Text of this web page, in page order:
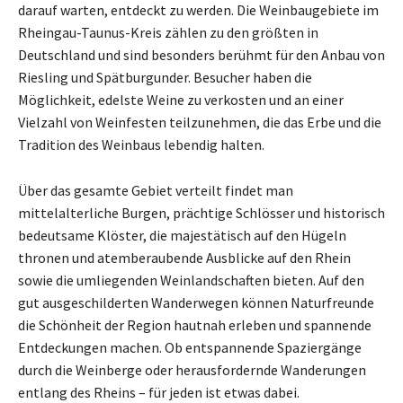
darauf warten, entdeckt zu werden. Die Weinbaugebiete im
Rheingau-Taunus-Kreis zählen zu den größten in
Deutschland und sind besonders berühmt für den Anbau von
Riesling und Spätburgunder. Besucher haben die
Möglichkeit, edelste Weine zu verkosten und an einer
Vielzahl von Weinfesten teilzunehmen, die das Erbe und die
Tradition des Weinbaus lebendig halten.
Über das gesamte Gebiet verteilt findet man
mittelalterliche Burgen, prächtige Schlösser und historisch
bedeutsame Klöster, die majestätisch auf den Hügeln
thronen und atemberaubende Ausblicke auf den Rhein
sowie die umliegenden Weinlandschaften bieten. Auf den
gut ausgeschilderten Wanderwegen können Naturfreunde
die Schönheit der Region hautnah erleben und spannende
Entdeckungen machen. Ob entspannende Spaziergänge
durch die Weinberge oder herausfordernde Wanderungen
entlang des Rheins – für jeden ist etwas dabei.